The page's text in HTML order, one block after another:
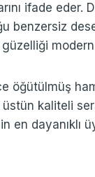
ifade
benzersiz
öğütülmüş
kaliteli
en dayanıklı